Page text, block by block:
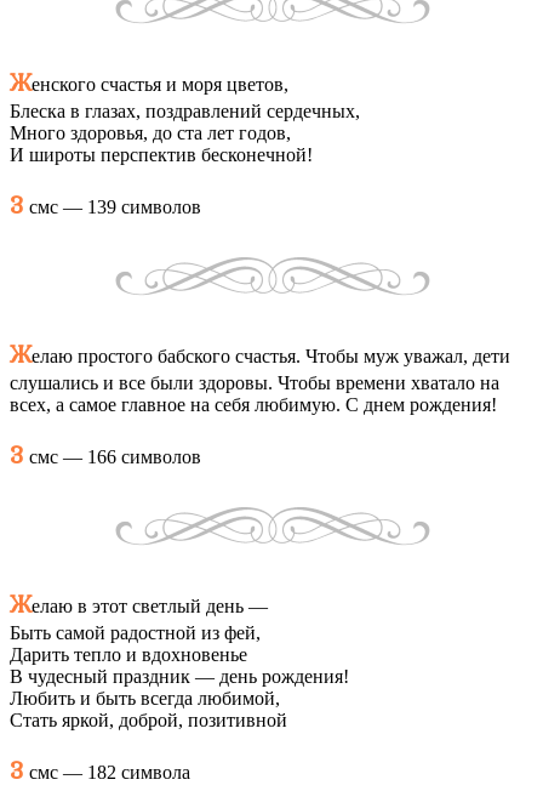
Женского счастья и моря цветов,
Блеска в глазах, поздравлений сердечных,
Много здоровья, до ста лет годов,
И широты перспектив бесконечной!
3 смс — 139 символов
Желаю простого бабского счастья. Чтобы муж уважал, дети
слушались и все были здоровы. Чтобы времени хватало на
всех, а самое главное на себя любимую. С днем рождения!
3 смс — 166 символов
Желаю в этот светлый день —
Быть самой радостной из фей,
Дарить тепло и вдохновенье
В чудесный праздник — день рождения!
Любить и быть всегда любимой,
Стать яркой, доброй, позитивной
3 смс — 182 символа